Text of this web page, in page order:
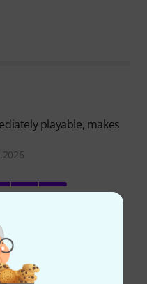
playable, makes
that doesn't require